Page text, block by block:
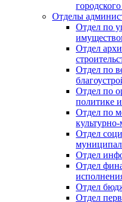
Отделы
Отдел по
Отдел
Отдел по
Отдел по
политике
Отдел по
Отдел
Отдел
Отдел
Отдел
Отдел